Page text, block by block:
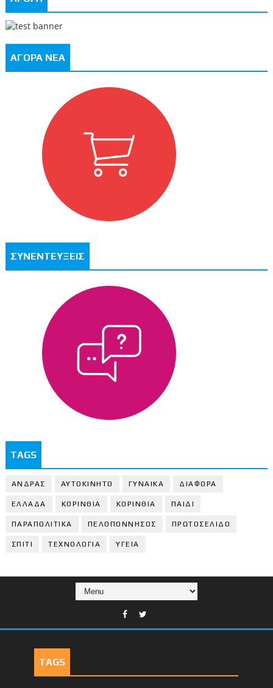
ΑΓΟΡΑ ΝΕΑ
ΣΥΝΕΝΤΕΥΞΕΙΣ
TAGS
ΑΝΔΡΑΣ ΑΥΤΟΚΙΝΗΤΟ ΓΥΝΑΙΚΑ ΔΙΑΦΟΡΑ
ΕΛΛΑΔΑ ΚΟΡΙΝΘΙΑ ΚΟΡΙΝΘΙA ΠΑΙΔΙ
ΠΑΡΑΠΟΛΙΤΙΚΑ ΠΕΛΟΠΟΝΝΗΣΟΣ ΠΡΩΤΟΣΕΛΙΔΟ
ΣΠΙΤΙ ΤΕΧΝΟΛΟΓΙΑ ΥΓΕΙΑ
TAGS